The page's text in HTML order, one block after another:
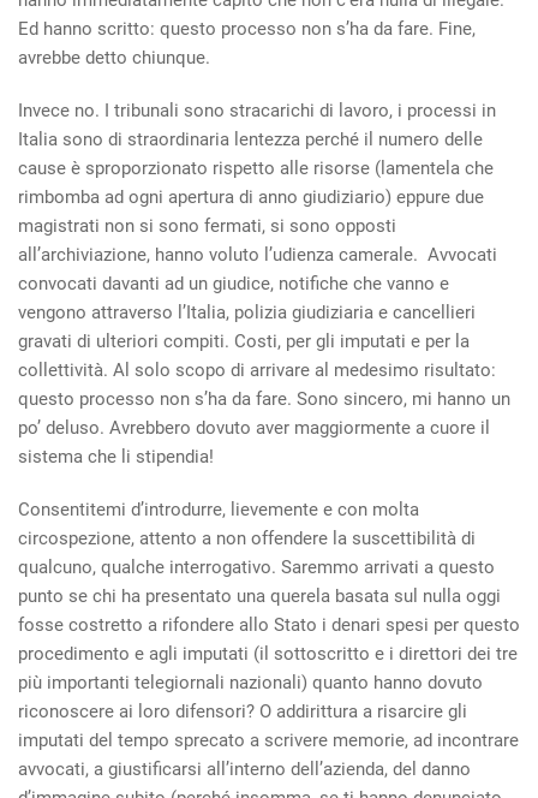
Ed hanno scritto: questo processo non s’ha da fare. Fine,
avrebbe detto chiunque.
Invece no. I tribunali sono stracarichi di lavoro, i processi in
Italia sono di straordinaria lentezza perché il numero delle
cause è sproporzionato rispetto alle risorse (lamentela che
rimbomba ad ogni apertura di anno giudiziario) eppure due
magistrati non si sono fermati, si sono opposti
all’archiviazione, hanno voluto l’udienza camerale. Avvocati
convocati davanti ad un giudice, notifiche che vanno e
vengono attraverso l’Italia, polizia giudiziaria e cancellieri
gravati di ulteriori compiti. Costi, per gli imputati e per la
collettività. Al solo scopo di arrivare al medesimo risultato:
questo processo non s’ha da fare. Sono sincero, mi hanno un
po’ deluso. Avrebbero dovuto aver maggiormente a cuore il
sistema che li stipendia!
Consentitemi d’introdurre, lievemente e con molta
circospezione, attento a non offendere la suscettibilità di
qualcuno, qualche interrogativo. Saremmo arrivati a questo
punto se chi ha presentato una querela basata sul nulla oggi
fosse costretto a rifondere allo Stato i denari spesi per questo
procedimento e agli imputati (il sottoscritto e i direttori dei tre
più importanti telegiornali nazionali) quanto hanno dovuto
riconoscere ai loro difensori? O addirittura a risarcire gli
imputati del tempo sprecato a scrivere memorie, ad incontrare
avvocati, a giustificarsi all’interno dell’azienda, del danno